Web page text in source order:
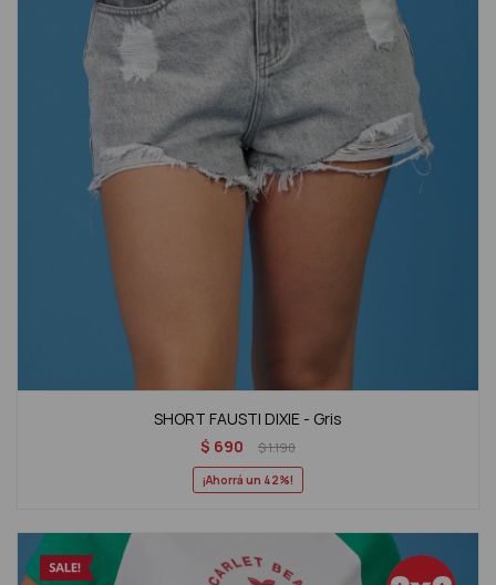
SHORT FAUSTI DIXIE - Gris
$ 690 $1.190
42